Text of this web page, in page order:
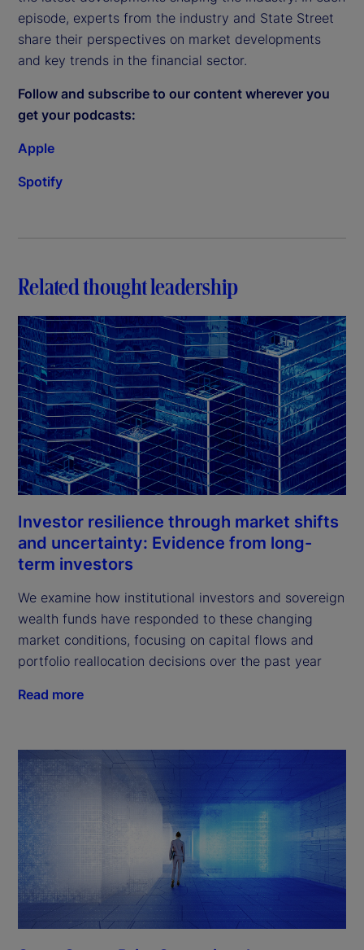
episode, experts from the industry and State Street
share their perspectives on market developments
and key trends in the financial sector.
Follow and subscribe to our content wherever you
get your podcasts:
Apple
Spotify
Related thought leadership
Investor resilience through market shifts
and uncertainty: Evidence from long-
term investors
We examine how institutional investors and sovereign
wealth funds have responded to these changing
market conditions, focusing on capital flows and
portfolio reallocation decisions over the past year
Read more